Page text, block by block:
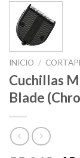
INICIO /
Cuchillas
Blade